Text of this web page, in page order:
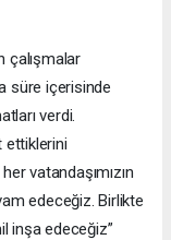
çalışmalar
süre içerisinde
verdi.
ettiklerini
vatandaşımızın
edeceğiz. Birlikte
inşa edeceğiz”